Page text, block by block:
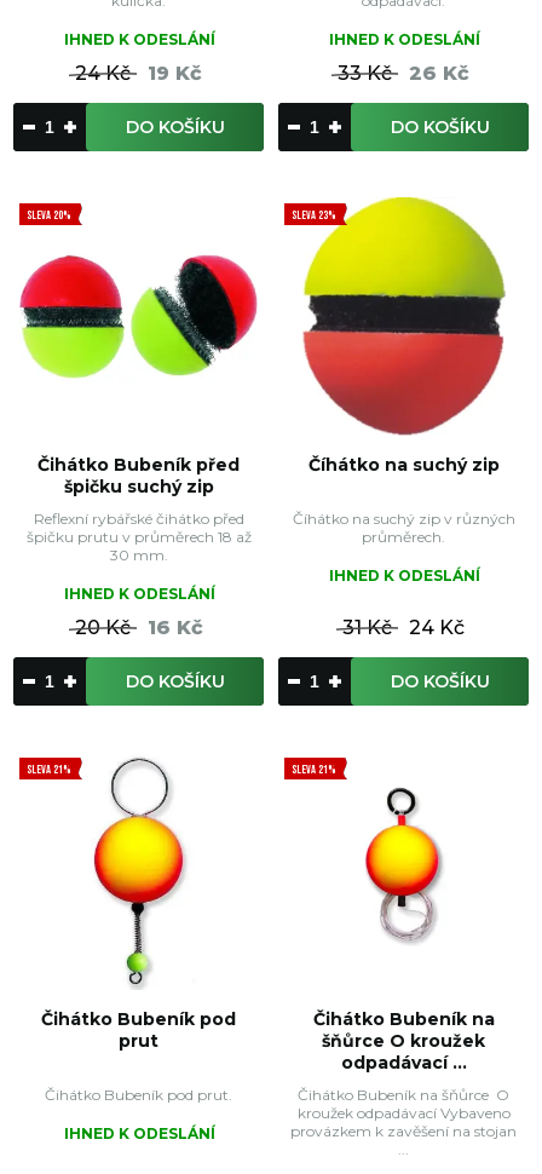
IHNED K ODESLÁNÍ
24 Kč 19 Kč
DO KOŠÍKU
IHNED K ODESLÁNÍ
33 Kč 26 Kč
DO KOŠÍKU
SLEVA 20%
Čihátko Bubeník před
špičku suchý zip
Reflexní rybářské čihátko před
špičku prutu v průměrech 18 až
30 mm.
IHNED K ODESLÁNÍ
20 Kč 16 Kč
DO KOŠÍKU
SLEVA 23%
Číhátko na suchý zip
Číhátko na suchý zip v různých
průměrech.
IHNED K ODESLÁNÍ
31 Kč 24 Kč
DO KOŠÍKU
SLEVA 21%
Čihátko Bubeník pod
prut
Čihátko Bubeník pod prut.
IHNED K ODESLÁNÍ
SLEVA 21%
Čihátko Bubeník na
šňůrce O kroužek
odpadávací ...
Čihátko Bubeník na šňůrce O
kroužek odpadávací Vybaveno
provázkem k zavěšení na stojan
...